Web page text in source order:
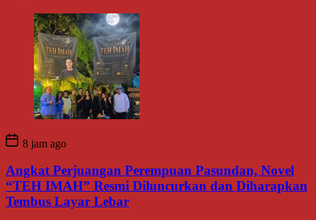
8 jam ago
Angkat Perjuangan Perempuan Pasundan, Novel
“TEH IMAH” Resmi Diluncurkan dan Diharapkan
Tembus Layar Lebar